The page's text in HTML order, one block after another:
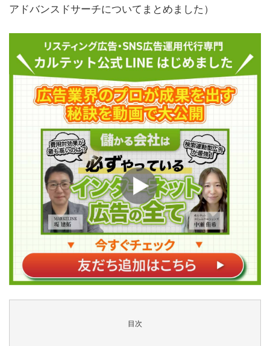
アドバンスドサーチについてまとめました）
目次